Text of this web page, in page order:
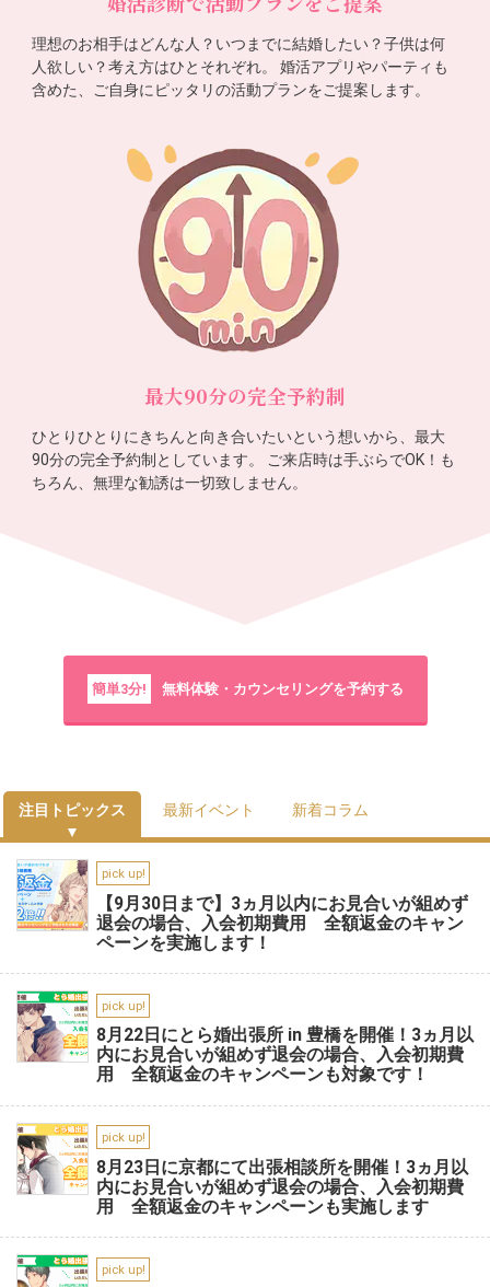
理想のお相手はどんな人？いつまでに結婚したい？子供は何
人欲しい？考え方はひとそれぞれ。 婚活アプリやパーティも
含めた、ご自身にピッタリの活動プランをご提案します。
最大90分の完全予約制
ひとりひとりにきちんと向き合いたいという想いから、最大
90分の完全予約制としています。 ご来店時は手ぶらでOK！も
ちろん、無理な勧誘は一切致しません。
簡単3分! 無料体験・カウンセリングを予約する
注目トピックス 最新イベント 新着コラム
pick up!
【9月30日まで】3ヵ月以内にお見合いが組めず
退会の場合、入会初期費用 全額返金のキャン
ペーンを実施します！
pick up!
8月22日にとら婚出張所 in 豊橋を開催！3ヵ月以
内にお見合いが組めず退会の場合、入会初期費
用 全額返金のキャンペーンも対象です！
pick up!
8月23日に京都にて出張相談所を開催！3ヵ月以
内にお見合いが組めず退会の場合、入会初期費
用 全額返金のキャンペーンも実施します
pick up!